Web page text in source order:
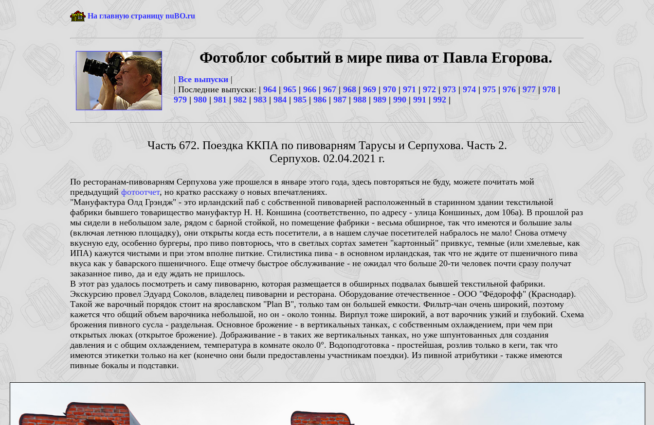
На главную страницу nuBO.ru
Фотоблог событий в мире пива от Павла Егорова.
| Все выпуски |
| Последние выпуски: | 964 | 965 | 966 | 967| 968 | 969 | 970 | 971 | 972 | 973 | 974 | 975 | 976| 977 | 978 |
979 | 980 | 981 | 982 | 983 | 984 | 985 | 986 | 987|988 | 989 | 990 | 991 | 992 |
Часть 672. Поездка ККПА по пивоварням Тарусы и Серпухова. Часть 2.
Серпухов. 02.04.2021 г.
По ресторанам-пивоварням Серпухова уже прошелся в январе этого года, здесь повторяться не буду, можете почитать мой
предыдущий фотоотчет, но кратко расскажу о новых впечатлениях.
"Мануфактура Олд Грэндж" - это ирландский паб с собственной пивоварней расположенный в старинном здании текстильной
фабрики бывшего товарищество мануфактур Н. Н. Коншина (соответственно, по адресу - улица Коншиных, дом 106а). В прошлой раз
мы сидели в небольшом зале, рядом с барной стойкой, но помещение фабрики - весьма обширное, так что имеются и большие залы
(включая летнюю площадку), они открыты когда есть посетители, а в нашем случае посетителей набралось не мало! Снова отмечу
вкусную еду, особенно бургеры, про пиво повторюсь, что в светлых сортах заметен "картонный" привкус, темные (или хмелевые, как
ИПА) кажутся чистыми и при этом вполне питкие. Стилистика пива - в основном ирландская, так что не ждите от пшеничного пива
вкуса как у баварского пшеничного. Еще отмечу быстрое обслуживание - не ожидал что больше 20-ти человек почти сразу получат
заказанное пиво, да и еду ждать не пришлось.
В этот раз удалось посмотреть и саму пивоварню, которая размещается в обширных подвалах бывшей текстильной фабрики.
Экскурсию провел Эдуард Соколов, владелец пивоварни и ресторана. Оборудование отечественное - ООО "Фёдорофф" (Краснодар).
Такой же варочный порядок стоит на ярославском "Plan B", только там он большей емкости. Фильтр-чан очень широкий, поэтому
кажется что общий объем варочника небольшой, но он - около тонны. Вирпул тоже широкий, а вот варочник узкий и глубокий. Схема
брожения пивного сусла - раздельная. Основное брожение - в вертикальных танках, с собственным охлаждением, при чем при
открытых люках (открытое брожение). Дображивание - в таких же вертикальных танках, но уже шпунтованных для создания
давления и с общим охлаждением, температура в комнате около 0°. Водоподготовка - простейшая, розлив только в кеги, так что
имеются этикетки только на кег (конечно они были предоставлены участникам поездки). Из пивной атрибутики - также имеются
пивные бокалы и подставки.